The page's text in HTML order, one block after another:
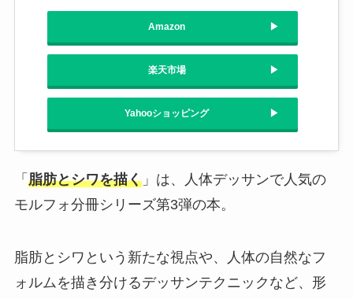
Amazon
楽天市場
Yahooショッピング
「 脂肪とシワを描く」は、人体デッサンで人気の
モルフォ分冊シリーズ第3弾の本。
脂肪とシワという新たな視点や、人体の自然なフ
ォルムを描き分けるデッサンテクニックなど、形